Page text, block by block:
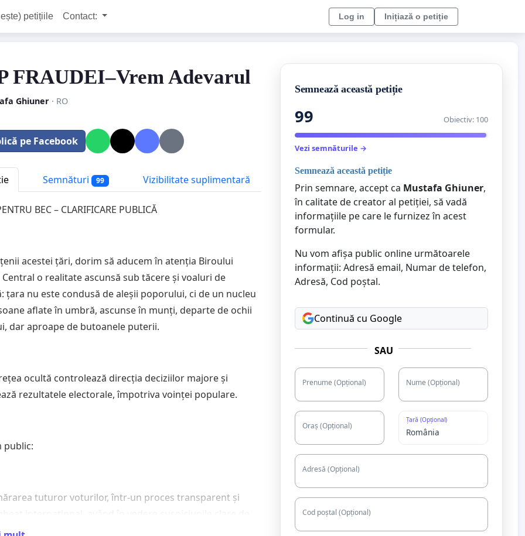
petițiile Contact: Log in Inițiază o petiție
FRAUDEI–Vrem Adevarul
Ghiuner· RO
pe Facebook
Semnături 99 Vizibilitate suplimentară
BEC – CLARIFICARE PUBLICĂ
acestei țări, dorim să aducem în atenția Biroului
Central o realitate ascunsă sub tăcere și voaluri de
țara nu este condusă de aleșii poporului, ci de un nucleu
aflate în umbră, ascunse în munți, departe de ochii
dar aproape de butoanele puterii.
ocultă controlează direcția deciziilor majore și
rezultatele electorale, împotriva voinței populare.
public:
tuturor voturilor, într-un proces transparent și
Semnează această petiție
99 Obiectiv: 100
Vezi semnăturile →
Semnează această petiție
Prin semnare, accept ca Mustafa Ghiuner,
în calitate de creator al petiției, să vadă
informațiile pe care le furnizez în acest
formular.
Nu vom afișa public online următoarele
informații: Adresă email, Numar de telefon,
Adresă, Cod poștal.
Continuă cu Google
SAU
Prenume (Opțional) Nume (Opțional)
Oraș (Opțional)
Țară (Opțional)
Adresă (Opțional)
Cod poștal (Opțional)